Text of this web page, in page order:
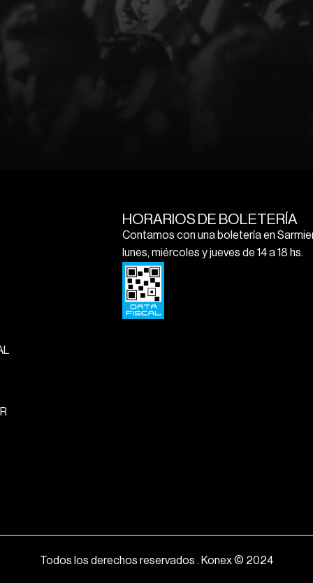
HORARIOS DE BOLETERÍA
Contamos con una boletería en
lunes, miércoles y jueves de 14 a 18 hs.
Todos los derechos reservados . Konex © 2024